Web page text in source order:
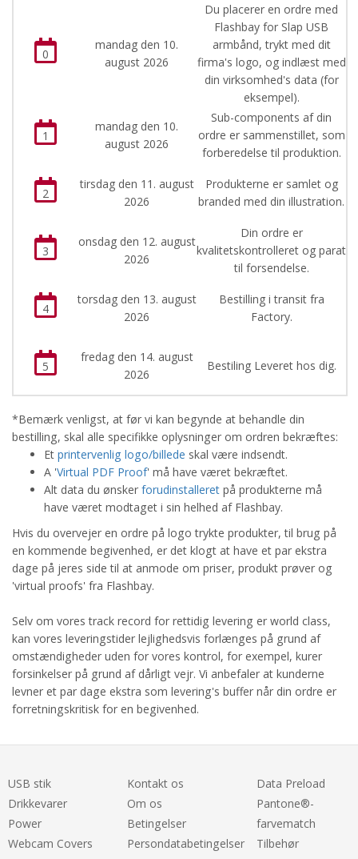
0
mandag den 10.
august 2026
Du placerer en ordre med
Flashbay for Slap USB
armbånd, trykt med dit
firma's logo, og indlæst med
din virksomhed's data (for
eksempel).
1
mandag den 10.
august 2026
Sub-components af din
ordre er sammenstillet, som
forberedelse til produktion.
2
tirsdag den 11. august
2026
Produkterne er samlet og
branded med din illustration.
3
onsdag den 12. august
2026
Din ordre er
kvalitetskontrolleret og parat
til forsendelse.
4
torsdag den 13. august
2026
Bestilling i transit fra
Factory.
5
fredag den 14. august
2026
Bestiling Leveret hos dig.
*Bemærk venligst, at før vi kan begynde at behandle din
bestilling, skal alle specifikke oplysninger om ordren bekræftes:
Et printervenlig logo/billede skal være indsendt.
A 'Virtual PDF Proof' må have været bekræftet.
Alt data du ønsker forudinstalleret på produkterne må
have været modtaget i sin helhed af Flashbay.
Hvis du overvejer en ordre på logo trykte produkter, til brug på
en kommende begivenhed, er det klogt at have et par ekstra
dage på jeres side til at anmode om priser, produkt prøver og
'virtual proofs' fra Flashbay.
Selv om vores track record for rettidig levering er world class,
kan vores leveringstider lejlighedsvis forlænges på grund af
omstændigheder uden for vores kontrol, for exempel, kurer
forsinkelser på grund af dårligt vejr. Vi anbefaler at kunderne
levner et par dage ekstra som levering's buffer når din ordre er
forretningskritisk for en begivenhed.
USB stik
Drikkevarer
Power
Webcam Covers
Kontakt os
Om os
Betingelser
Persondatabetingelser
Data Preload
Pantone®-
farvematch
Tilbehør